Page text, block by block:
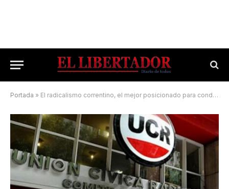
Portada » El radicalismo correntino, el mejor posicionado para conducir la UCR